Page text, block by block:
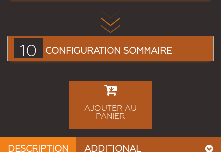
10 CONFIGURATION SOMMAIRE
AJOUTER AU
PANIER
DESCRIPTION ADDITIONAL